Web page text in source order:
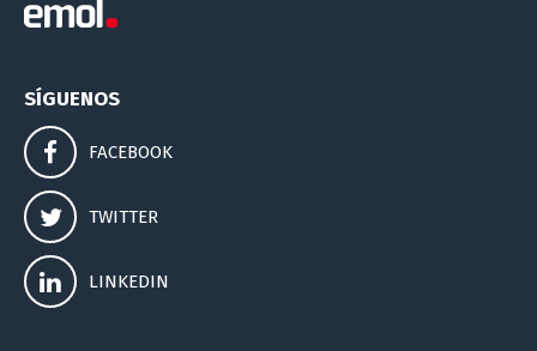
SÍGUENOS
FACEBOOK
TWITTER
LINKEDIN